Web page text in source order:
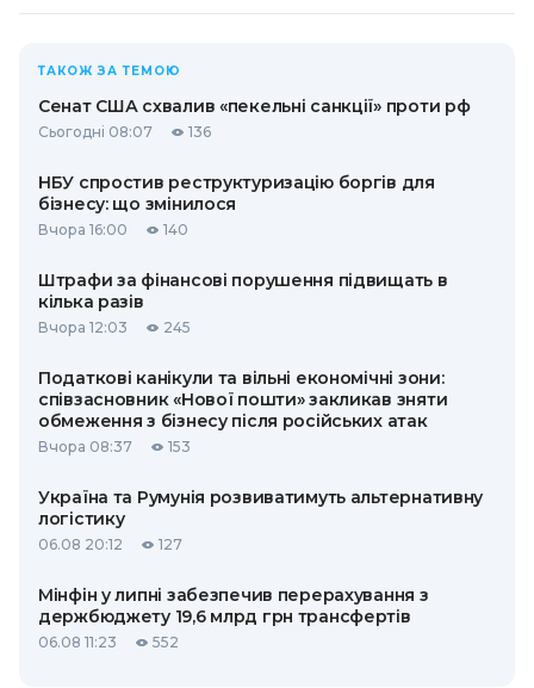
ТАКОЖ ЗА ТЕМОЮ
Сенат США схвалив «пекельні санкції» проти рф
Сьогодні 08:07 136
НБУ спростив реструктуризацію боргів для
бізнесу: що змінилося
Вчора 16:00 140
Штрафи за фінансові порушення підвищать в
кілька разів
Вчора 12:03 245
Податкові канікули та вільні економічні зони:
співзасновник «Нової пошти» закликав зняти
обмеження з бізнесу після російських атак
Вчора 08:37 153
Україна та Румунія розвиватимуть альтернативну
логістику
06.08 20:12 127
Мінфін у липні забезпечив перерахування з
держбюджету 19,6 млрд грн трансфертів
06.08 11:23 552